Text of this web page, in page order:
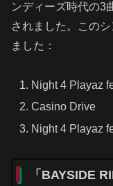
ンディーズ時代の3
されました。この
ました：
Night 4 Playaz
Casino Drive
Night 4 Playaz
「BAYSIDE